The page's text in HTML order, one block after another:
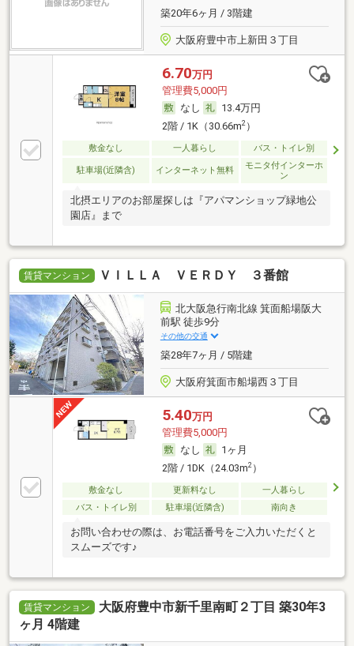
築20年6ヶ月 / 3階建
大阪府豊中市上新田３丁目
6.70万円
管理費5,000円
なし
13.4万円
2階 / 1K（30.66m2）
敷金なし 一人暮らし バス・トイレ別
駐車場(近隣含) インターネット無料
モニタ付インターホ
ン
北摂エリアのお部屋探しは『アパマンショップ緑地公
園店』まで
賃貸マンション ＶＩＬＬＡ ＶＥＲＤＹ ３番館
北大阪急行南北線 箕面船場阪大
前駅 徒歩9分
その他の交通
築28年7ヶ月 / 5階建
大阪府箕面市船場西３丁目
5.40万円
管理費5,000円
なし
1ヶ月
2階 / 1DK（24.03m2）
敷金なし 更新料なし
一人暮らし
バス・トイレ別
駐車場(近隣含) 南向き
お問い合わせの際は、お電話番号をご入力いただくと
スムーズです♪
賃貸マンション
大阪府豊中市新千里南町２丁目 築30年3
ヶ月 4階建